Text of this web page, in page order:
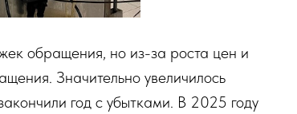
обращения, но из-за роста цен и
Значительно увеличилось
год с убытками. В 2025 году